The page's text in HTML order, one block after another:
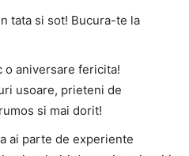
tata si sot! Bucura-te la
o aniversare fericita!
usoare, prieteni de
si mai dorit!
ai parte de experiente